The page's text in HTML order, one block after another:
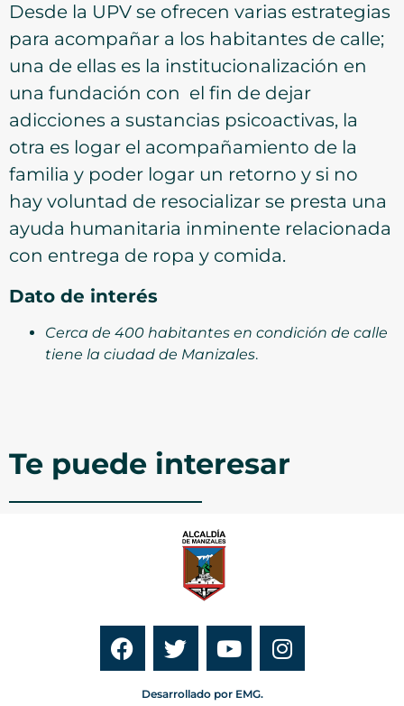
Desde la UPV se ofrecen varias estrategias
para acompañar a los habitantes de calle;
una de ellas es la institucionalización en
una fundación con el fin de dejar
adicciones a sustancias psicoactivas, la
otra es logar el acompañamiento de la
familia y poder logar un retorno y si no
hay voluntad de resocializar se presta una
ayuda humanitaria inminente relacionada
con entrega de ropa y comida.
Dato de interés
Cerca de 400 habitantes en condición de calle
tiene la ciudad de Manizales.
Te puede interesar
Desarrollado por EMG.